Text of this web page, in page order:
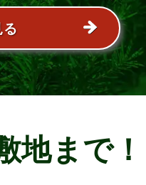
地まで！